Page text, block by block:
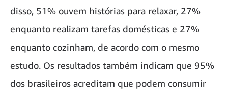
disso, 51% ouvem histórias para relaxar, 27%
enquanto realizam tarefas domésticas e 27%
enquanto cozinham, de acordo com o mesmo
estudo. Os resultados também indicam que 95%
dos brasileiros acreditam que podem consumir